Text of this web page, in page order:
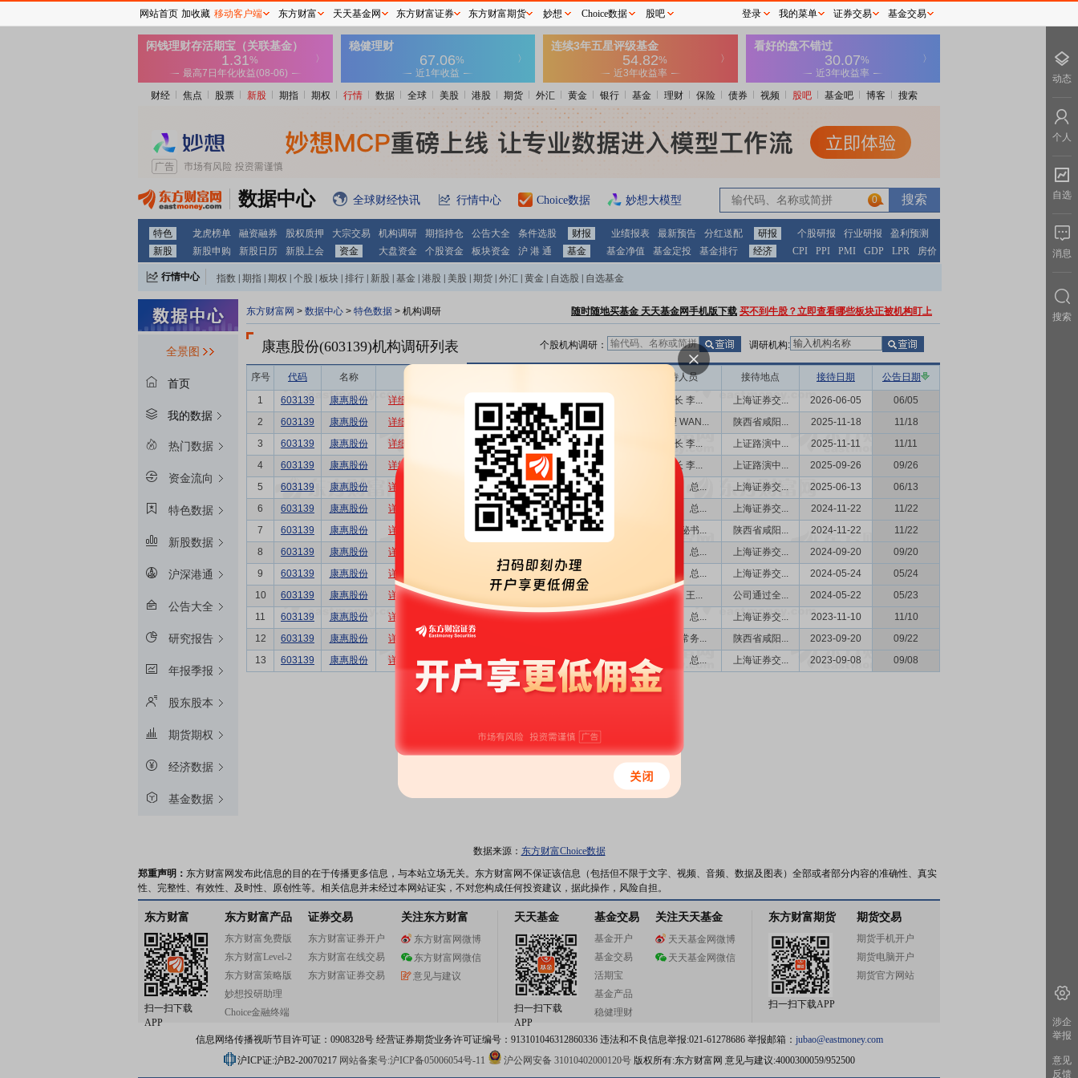
财经 焦点 股票 新股 期指 期权 行情 数据 全球 美股 港股 期货 外汇 黄金 银行 基金 理财 保险 债券 视频 股吧 基金吧 博客 搜索
数据中心 全球财经快讯 行情中心 Choice数据 妙想大模型 0
特色 龙虎榜单 融资融券 股权质押 大宗交易 机构调研 期指持仓 公告大全 条件选股 财报 业绩报表 最新预告 分红送配 研报 个股研报 行业研报
盈利预测
新股
新股申购 新股日历 新股上会 资金 大盘资金 个股资金 板块资金 沪 港 通 基金 基金净值 基金定投 基金排行 经济 CPI PPI PMI GDP LPR 房价
行情中心 指数 期指 期权 个股 板块 排行 新股 基金 港股 美股 期货 外汇 黄金 自选股 自选基金
全景图
首页
我的数据
热门数据
资金流向
特色数据
新股数据
沪深港通
公告大全
研究报告
年报季报
股东股本
期货期权
经济数据
基金数据
东方财富网 > 数据中心 > 特色数据 > 机构调研 随时随地买基金 天天基金网手机版下载 买不到牛股？立即查看哪些板块正被机构盯上
康惠股份(603139)机构调研列表 个股机构调研： 调研机构:
序号 代码 名称 接待人员 接待地点 接待日期 公告日期
1 603139 康惠股份 详细 1 业绩说明会 董事长 李... 上海证券交... 2026-06-05
06/05
2
603139 康惠股份 详细 2 现场参观 总经理 WAN... 陕西省咸阳... 2025-11-18
11/18
3
603139 康惠股份 详细 1 业绩说明会,... 董事长 李... 上证路演中... 2025-11-11
11/11
4
603139 康惠股份 详细 1 业绩说明会,... 董事长 李... 上证路演中... 2025-09-26
09/26
5
603139 康惠股份 详细 1 业绩说明会 董事长、总... 上海证券交... 2025-06-13
06/13
6
603139 康惠股份 详细 4 业绩说明会 董事长、总... 上海证券交... 2024-11-22
11/22
7
603139 康惠股份 详细 4 现场参观 董事会秘书... 陕西省咸阳... 2024-11-22
11/22
8
603139 康惠股份 详细 董事长、总... 上海证券交... 2024-09-20
09/20
9
603139 康惠股份 详细 1 业绩说明会 董事长、总... 上海证券交... 2024-05-24
05/24
10
603139 康惠股份 详细 数据 股吧 总经理 王... 公司通过全... 2024-05-22
05/23
11
603139 康惠股份 详细 1 业绩说明会 董事长、总... 上海证券交... 2023-11-10
11/10
12
603139 康惠股份 详细 数据 股吧 董事、常务... 陕西省咸阳... 2023-09-20
09/22
13
603139 康惠股份 详细 数据 股吧 1 业绩说明会 董事长、总... 上海证券交... 2023-09-08 09/08
数据来源： 东方财富Choice数据
郑重声明： 东方财富网发布此信息的目的在于传播更多信息，与本站立场无关。东方财富网不保证该信息（包括但不限于文字、视频、音频、数据及图表）全部或者部分内容的准确性、真实
性、完整性、有效性、及时性、原创性等。相关信息并未经过本网站证实，不对您构成任何投资建议，据此操作，风险自担。
东方财富
扫一扫下载
APP
东方财富产品
东方财富免费版
东方财富Level-2
东方财富策略版
妙想投研助理
Choice金融终端
证券交易
东方财富证券开户
东方财富在线交易
东方财富证券交易
关注东方财富
东方财富网微博
东方财富网微信
意见与建议
天天基金
扫一扫下载
APP
基金交易
基金开户
基金交易
活期宝
基金产品
稳健理财
关注天天基金
天天基金网微博
天天基金网微信
东方财富期货
扫一扫下载APP
期货交易
期货手机开户
期货电脑开户
期货官方网站
信息网络传播视听节目许可证：0908328号 经营证券期货业务许可证编号：913101046312860336 违法和不良信息举报:021-61278686 举报邮箱： jubao@eastmoney.com
沪ICP证:沪B2-20070217 网站备案号:沪ICP备05006054号-11 沪公网安备 31010402000120号版权所有:东方财富网 意见与建议:4000300059/952500
网站首页 加收藏 移动客户端 东方财富 天天基金网 东方财富证券 东方财富期货 妙想 Choice数据 股吧 登录 我的菜单 证券交易 基金交易
动态
个人
自选
消息
搜索
涉企
举报
意见
反馈